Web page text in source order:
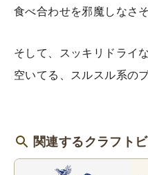
食べ合わせを邪魔しなさそ
そして、スッキリドライ
空いてる、スルスル系の
関連するクラフト